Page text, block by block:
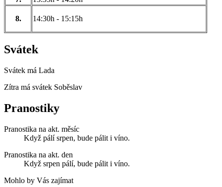
8. 14:30h - 15:15h
Svátek
Svátek má Lada
Zítra má svátek Soběslav
Pranostiky
Pranostika na akt. měsíc
Když pálí srpen, bude pálit i víno.
Pranostika na akt. den
Když srpen pálí, bude pálit i víno.
Mohlo by Vás zajímat